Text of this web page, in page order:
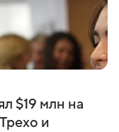
$19 млн на
и